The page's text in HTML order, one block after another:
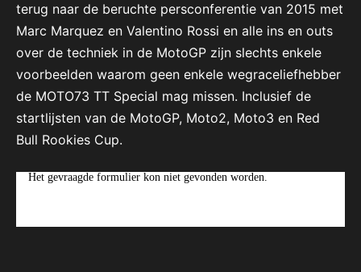
terug naar de beruchte persconferentie van 2015 met
Marc Marquez en Valentino Rossi en alle ins en outs
over de techniek in de MotoGP zijn slechts enkele
voorbeelden waarom geen enkele wegraceliefhebber
de MOTO73 TT Special mag missen. Inclusief de
startlijsten van de MotoGP, Moto2, Moto3 en Red
Bull Rookies Cup.